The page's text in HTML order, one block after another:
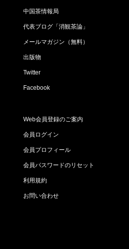
中国茶情報局
代表ブログ「消観茶論」
メールマガジン（無料）
出版物
Twitter
Facebook
Web会員登録のご案内
会員ログイン
会員プロフィール
会員パスワードのリセット
利用規約
お問い合わせ